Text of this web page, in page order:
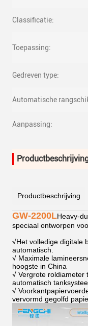
Classificatie:
Toepassing:
Gedreven type:
Automatische
Aanpassing:
Productbeschrijving
GW-2200LHeavy-
speciaal ontworpen
√Het volledige digitale
automatisch.
√ Maximale
hoogste in China
√ Vergrote roldiameter
automatisch
√
vervormd gegolfd